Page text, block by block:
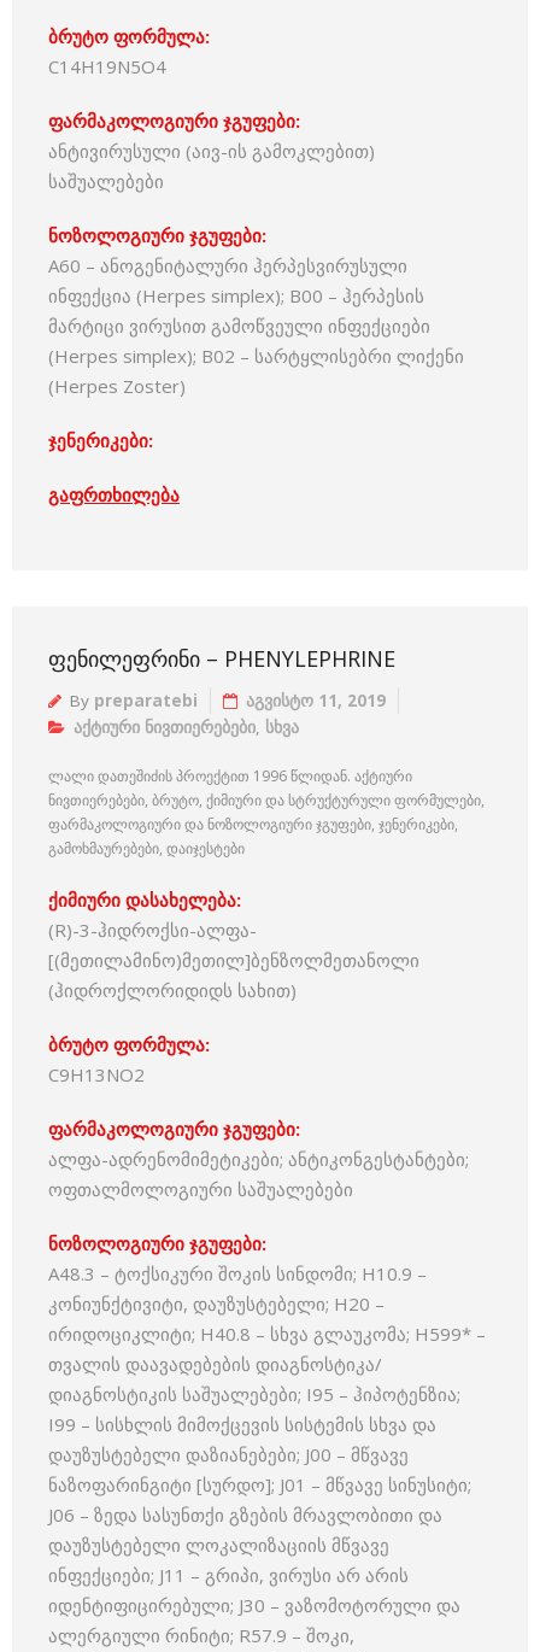
ბრუტო ფორმულა:
C14H19N5O4
ფარმაკოლოგიური ჯგუფები:
ანტივირუსული (აივ-ის გამოკლებით)
საშუალებები
ნოზოლოგიური ჯგუფები:
A60 – ანოგენიტალური ჰერპესვირუსული
ინფექცია (Herpes simplex); B00 – ჰერპესის
მარტიცი ვირუსით გამოწვეული ინფექციები
(Herpes simplex); B02 – სარტყლისებრი ლიქენი
(Herpes Zoster)
ჯენერიკები:
გაფრთხილება
ᲤᲔᲜᲘᲚᲔᲤᲠᲘᲜᲘ – PHENYLEPHRINE
By preparatebi
აგვისტო 11, 2019
აქტიური ნივთიერებები, სხვა
ლალი დათეშიძის პროექტით 1996 წლიდან. აქტიური
ნივთიერებები, ბრუტო, ქიმიური და სტრუქტურული ფორმულები,
ფარმაკოლოგიური და ნოზოლოგიური ჯგუფები, ჯენერიკები,
გამოხმაურებები, დაიჯესტები
ქიმიური დასახელება:
(R)-3-ჰიდროქსი-ალფა-
[(მეთილამინო)მეთილ]ბენზოლმეთანოლი
(ჰიდროქლორიდიდს სახით)
ბრუტო ფორმულა:
C9H13NO2
ფარმაკოლოგიური ჯგუფები:
ალფა-ადრენომიმეტიკები; ანტიკონგესტანტები;
ოფთალმოლოგიური საშუალებები
ნოზოლოგიური ჯგუფები:
A48.3 – ტოქსიკური შოკის სინდომი; H10.9 –
კონიუნქტივიტი, დაუზუსტებელი; H20 –
ირიდოციკლიტი; H40.8 – სხვა გლაუკომა; H599* –
თვალის დაავადებების დიაგნოსტიკა/
დიაგნოსტიკის საშუალებები; I95 – ჰიპოტენზია;
I99 – სისხლის მიმოქცევის სისტემის სხვა და
დაუზუსტებელი დაზიანებები; J00 – მწვავე
ნაზოფარინგიტი [სურდო]; J01 – მწვავე სინუსიტი;
J06 – ზედა სასუნთქი გზების მრავლობითი და
დაუზუსტებელი ლოკალიზაციის მწვავე
ინფექციები; J11 – გრიპი, ვირუსი არ არის
იდენტიფიცირებული; J30 – ვაზომოტორული და
ალერგიული რინიტი; R57.9 – შოკი,